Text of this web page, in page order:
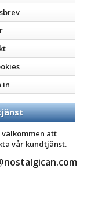
in
välkommen att
vår kundtjänst.